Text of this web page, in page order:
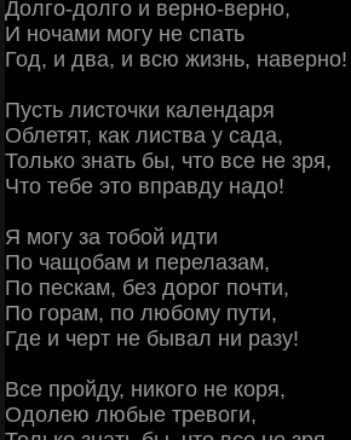
Долго-долго и верно-верно,
И ночами могу не спать
Год, и два, и всю жизнь, наверно!
Пусть листочки календаря
Облетят, как листва у сада,
Только знать бы, что все не зря,
Что тебе это вправду надо!
Я могу за тобой идти
По чащобам и перелазам,
По пескам, без дорог почти,
По горам, по любому пути,
Где и черт не бывал ни разу!
Все пройду, никого не коря,
Одолею любые тревоги,